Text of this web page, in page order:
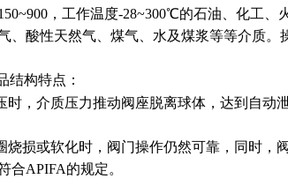
，工作温度-28~300℃的石油、化工
、酸性天然气、煤气、水及煤浆等等介质。
结构特点：
，介质压力推动阀座脱离球体，达到自动
损或软化时，阀门操作仍然可靠，同时，
合APIFA的规定。